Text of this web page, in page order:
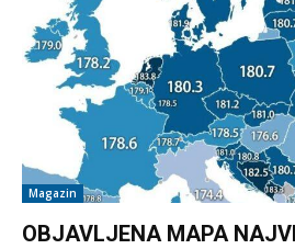
Magazin
OBJAVLJENA MAPA